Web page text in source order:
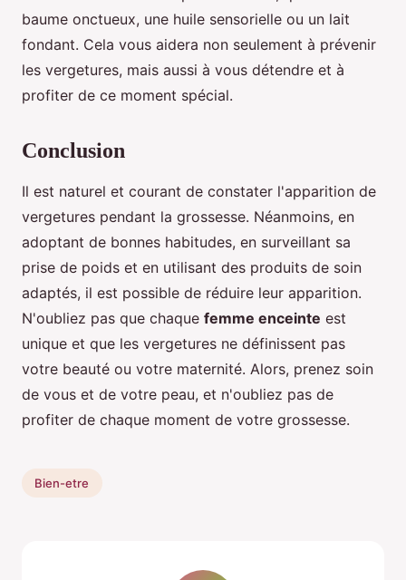
baume onctueux, une huile sensorielle ou un lait
fondant. Cela vous aidera non seulement à prévenir
les vergetures, mais aussi à vous détendre et à
profiter de ce moment spécial.
Conclusion
Il est naturel et courant de constater l'apparition de
vergetures pendant la grossesse. Néanmoins, en
adoptant de bonnes habitudes, en surveillant sa
prise de poids et en utilisant des produits de soin
adaptés, il est possible de réduire leur apparition.
N'oubliez pas que chaque femme enceinte est
unique et que les vergetures ne définissent pas
votre beauté ou votre maternité. Alors, prenez soin
de vous et de votre peau, et n'oubliez pas de
profiter de chaque moment de votre grossesse.
Bien-etre